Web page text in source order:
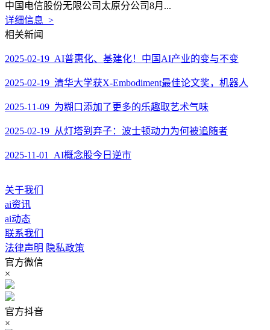
中国电信股份无限公司太原分公司8月...
详细信息 >
相关新闻
2025-02-19 AI普惠化、基建化！中国AI产业的变与不变
2025-02-19 清华大学获X-Embodiment最佳论文奖，机器人
2025-11-09 为糊口添加了更多的乐趣取艺术气味
2025-02-19 从灯塔到弃子：波士顿动力为何被追随者
2025-11-01 AI概念股今日逆市
关于我们
ai资讯
ai动态
联系我们
法律声明 隐私政策
官方微信
×
官方抖音
×